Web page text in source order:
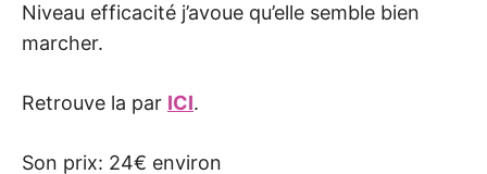
Niveau efficacité j’avoue qu’elle semble bien
marcher.
Retrouve la par ICI.
Son prix: 24€ environ